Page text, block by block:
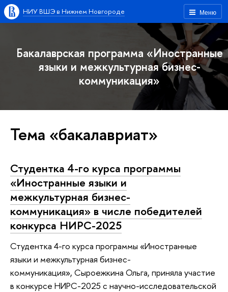
Меню
НИУ ВШЭ в Нижнем Новгороде
Бакалаврская программа «Иностранные
языки и межкультурная бизнес-
коммуникация»
Тема «бакалавриат»
Студентка 4-го курса программы
«Иностранные языки и
межкультурная бизнес-
коммуникация» в числе победителей
конкурса НИРС-2025
Студентка 4-го курса программы «Иностранные
языки и межкультурная бизнес-
коммуникация», Сыроежкина Ольга, приняла участие
в конкурсе НИРС-2025 с научно-исследовательской